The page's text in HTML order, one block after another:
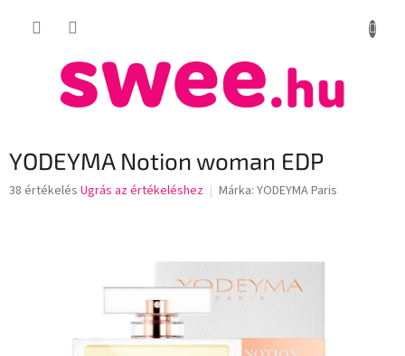
KOSÁR
YODEYMA Notion woman EDP
A
38 értékelés Ugrás az értékeléshez Márka: YODEYMA Paris